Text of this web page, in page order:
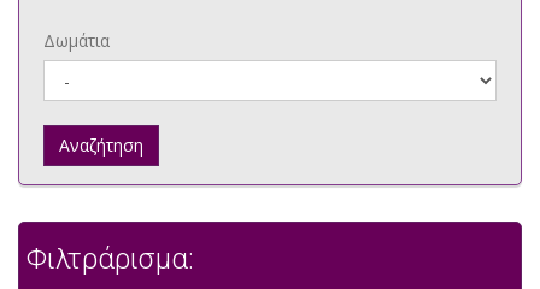
Δωμάτια
Αναζήτηση
Φιλτράρισμα: